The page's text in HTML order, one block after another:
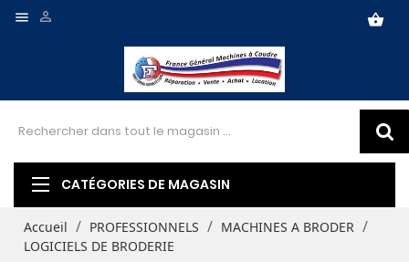
 shopping_basket

CATÉGORIES DE MAGASIN
Accueil PROFESSIONNELS
MACHINES A BRODER
LOGICIELS DE BRODERIE